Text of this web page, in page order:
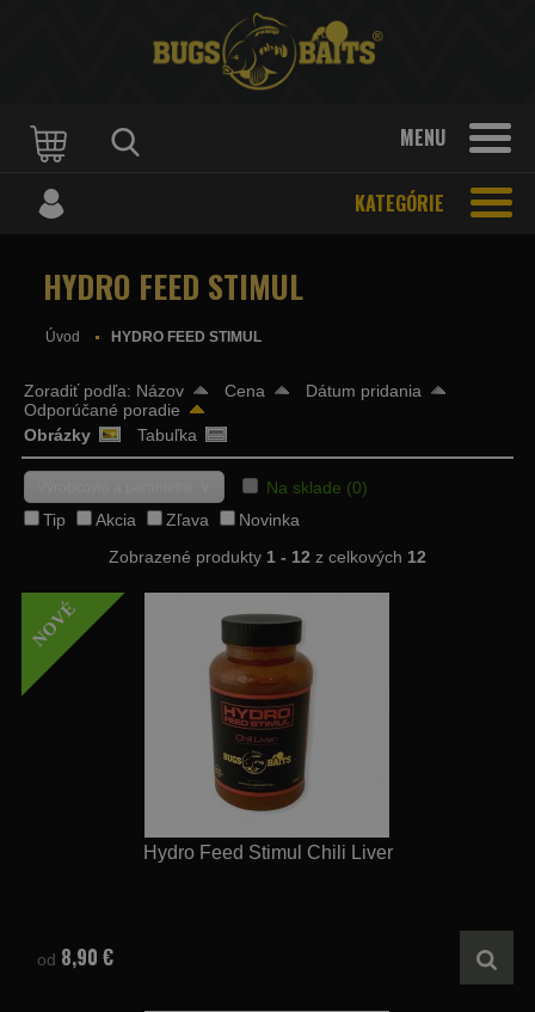
MENU
KATEGÓRIE
HYDRO FEED STIMUL
Úvod HYDRO FEED STIMUL
Zoradiť podľa: Názov Cena
Dátum pridania
Odporúčané poradie
Obrázky
Tabuľka
Na sklade (0)
Tip
Akcia Zľava
Novinka
Zobrazené produkty 1 - 12 z celkových 12
NOVÉ
Hydro Feed Stimul Chili Liver
od 8,90 €